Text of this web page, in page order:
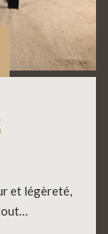
et légèreté,